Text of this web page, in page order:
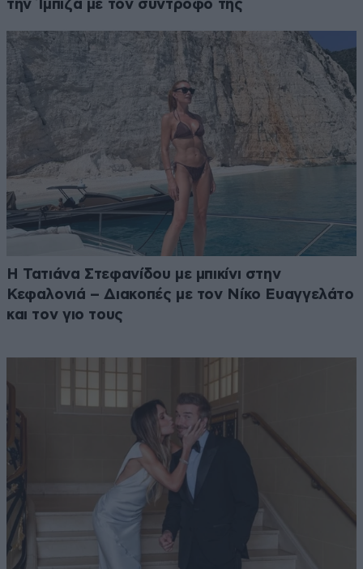
την Ίμπιζα με τον σύντροφό της
Η Τατιάνα Στεφανίδου με μπικίνι στην
Κεφαλονιά – Διακοπές με τον Νίκο Ευαγγελάτο
και τον γιο τους